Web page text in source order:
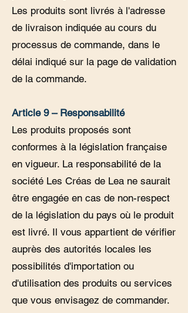
Les produits sont livrés à l'adresse
de livraison indiquée au cours du
processus de commande, dans le
délai indiqué sur la page de validation
de la commande.
Article 9 – Responsabilité
Les produits proposés sont
conformes à la législation française
en vigueur. La responsabilité de la
société Les Créas de Lea ne saurait
être engagée en cas de non-respect
de la législation du pays où le produit
est livré. Il vous appartient de vérifier
auprès des autorités locales les
possibilités d'importation ou
d'utilisation des produits ou services
que vous envisagez de commander.